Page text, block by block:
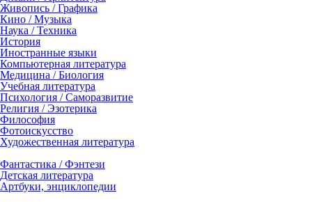
Живопись / Графика
Кино / Музыка
Наука / Техника
История
Иностранные языки
Компьютерная литература
Медицина / Биология
Учебная литература
Психология / Саморазвитие
Религия / Эзотерика
Философия
Фотоискусство
Художественная литература
Фантастика / Фэнтези
Детская литература
Артбуки, энциклопедии